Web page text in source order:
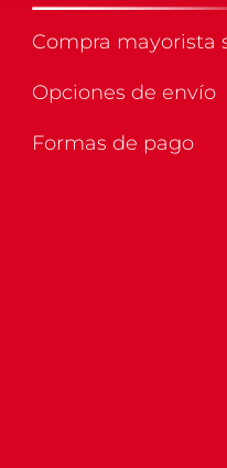
Compra mayorista
Opciones de envío
Formas de pago